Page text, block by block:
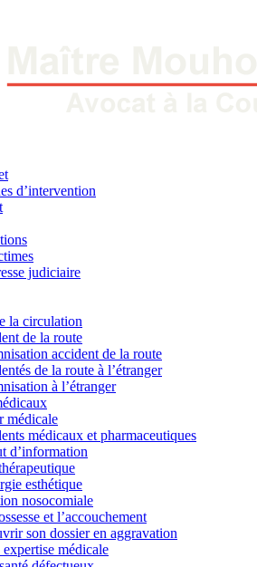
d’intervention
judiciaire
la circulation
de la route
accident de la route
de la route à l’étranger
à l’étranger
médicale
médicaux et pharmaceutiques
d’information
esthétique
nosocomiale
et l’accouchement
son dossier en aggravation
médicale